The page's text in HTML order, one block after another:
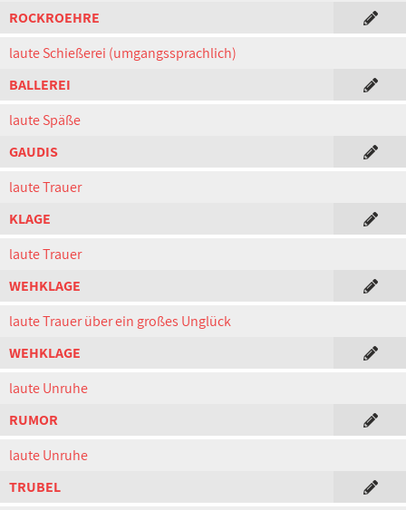
ROCKROEHRE
laute Schießerei (umgangssprachlich)
BALLEREI
laute Späße
GAUDIS
laute Trauer
KLAGE
laute Trauer
WEHKLAGE
laute Trauer über ein großes Unglück
WEHKLAGE
laute Unruhe
RUMOR
laute Unruhe
TRUBEL